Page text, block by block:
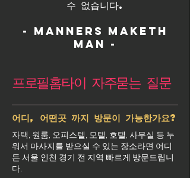
수 없습니다.
- Manners maketh
man -
프로필홈타이 자주묻는 질문
어디, 어떤곳 까지 방문이 가능한가요?
자택, 원룸, 오피스텔, 모텔, 호텔, 사무실 등 누
워서 마사지를 받으실 수 있는 장소라면 어디
든 서울 인천 경기 전 지역 빠르게 방문드립니
다.